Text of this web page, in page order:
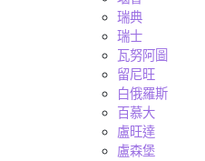
瑞典
瑞士
瓦努阿圖
留尼旺
白俄羅斯
百慕大
盧旺達
盧森堡